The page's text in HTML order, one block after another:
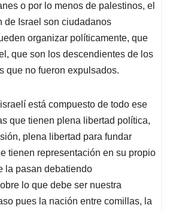
o por lo menos de palestinos, el
de Israel son ciudadanos
organizar políticamente, que
que son los descendientes de los
que no fueron expulsados.
está compuesto de todo ese
que tienen plena libertad política,
plena libertad para fundar
tienen representación en su propio
la pasan debatiendo
lo que debe ser nuestra
pues la nación entre comillas, la